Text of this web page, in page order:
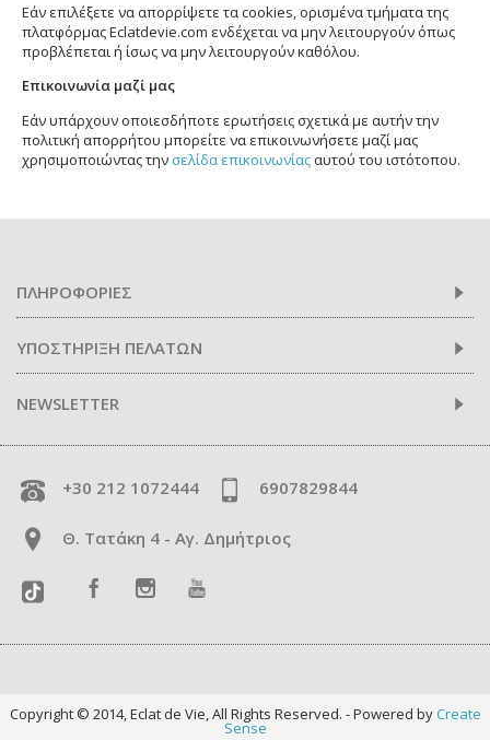
Εάν επιλέξετε να απορρίψετε τα cookies, ορισμένα τμήματα της
πλατφόρμας Eclatdevie.com ενδέχεται να μην λειτουργούν όπως
προβλέπεται ή ίσως να μην λειτουργούν καθόλου.
Επικοινωνία μαζί μας
Εάν υπάρχουν οποιεσδήποτε ερωτήσεις σχετικά με αυτήν την
πολιτική απορρήτου μπορείτε να επικοινωνήσετε μαζί μας
χρησιμοποιώντας τηνσελίδα επικοινωνίαςαυτού του ιστότοπου.
ΠΛΗΡΟΦΟΡΙΕΣ
ΥΠΟΣΤΗΡΙΞΗ ΠΕΛΑΤΩΝ
NEWSLETTER
+30 212 1072444 6907829844
Θ. Τατάκη 4 - Αγ. Δημήτριος
Copyright © 2014, Eclat de Vie, All Rights Reserved. - Powered byCreate
Sense